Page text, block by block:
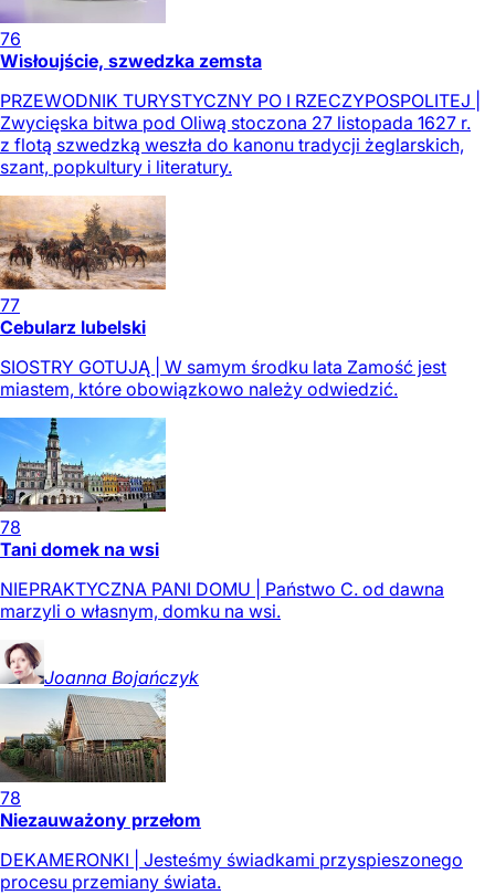
76
Wisłoujście, szwedzka zemsta
PRZEWODNIK TURYSTYCZNY PO I RZECZYPOSPOLITEJ |
Zwycięska bitwa pod Oliwą stoczona 27 listopada 1627 r.
z flotą szwedzką weszła do kanonu tradycji żeglarskich,
szant, popkultury i literatury.
77
Cebularz lubelski
SIOSTRY GOTUJĄ | W samym środku lata Zamość jest
miastem, które obowiązkowo należy odwiedzić.
78
Tani domek na wsi
NIEPRAKTYCZNA PANI DOMU | Państwo C. od dawna
marzyli o własnym, domku na wsi.
Joanna Bojańczyk
78
Niezauważony przełom
DEKAMERONKI | Jesteśmy świadkami przyspieszonego
procesu przemiany świata.